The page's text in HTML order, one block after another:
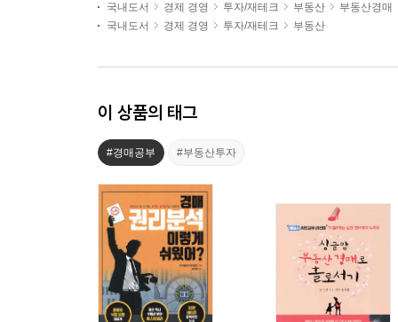
국내도서 경제 경영 투자/재테크 부동산
부동산경매
국내도서
경제 경영 투자/재테크 부동산
이 상품의 태그
#경매공부 #부동산투자